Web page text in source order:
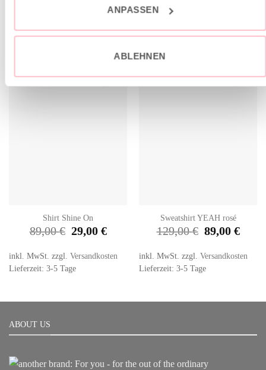
ANPASSEN
ABLEHNEN
ÄHNLICHE PRODUKTE
Shirt Shine On
89,00€
Ursprünglicher
Preis
89,00 €
29,00 €Aktueller
Preis
29,00 €.
inkl. MwSt. zzgl. Versandkosten
Lieferzeit: 3-5 Tage
Sweatshirt YEAH rosé
129,00€
Ursprünglicher
Preis
129,00 €
89,00 €Preis
inkl. MwSt. zzgl. Versandkosten
Lieferzeit: 3-5 Tage
ABOUT US